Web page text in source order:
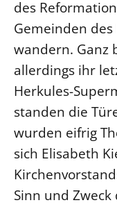
des
Gemeinden
wandern. Ganz
allerdings ihr
Herkules-
standen die
wurden eifrig
sich Elisabeth
Sinn und
Fachstelle
Kirchenämter
Gleichstellung
Datenschutz
LANDESSYNODE
Gebäude
Suche